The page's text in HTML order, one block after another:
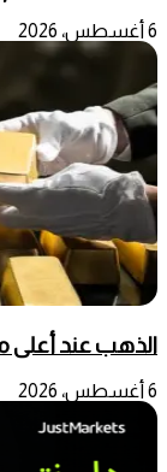
6 أغسطس، 2026
الذهب عند أعلى
6 أغسطس، 2026